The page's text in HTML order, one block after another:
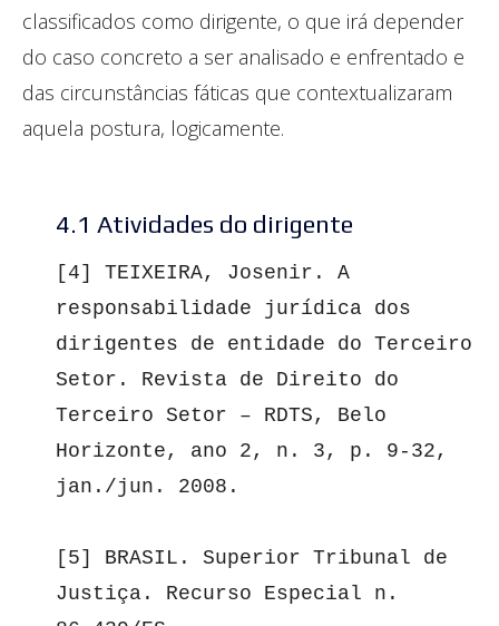
classificados como dirigente, o que irá depender
do caso concreto a ser analisado e enfrentado e
das circunstâncias fáticas que contextualizaram
aquela postura, logicamente.
4.1 Atividades do dirigente
[4] TEIXEIRA, Josenir. A
responsabilidade jurídica dos
dirigentes de entidade do Terceiro
Setor. Revista de Direito do
Terceiro Setor – RDTS, Belo
Horizonte, ano 2, n. 3, p. 9-32,
jan./jun. 2008.
[5] BRASIL. Superior Tribunal de
Justiça. Recurso Especial n.